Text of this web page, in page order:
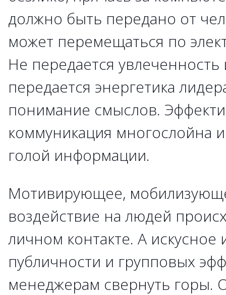
должно быть передано от
может перемещаться по
Не передается
передается энергетика
понимание смыслов.
коммуникация многослойна
голой информации.
Мотивирующее,
воздействие на людей
личном контакте. А искусное
публичности и групповых
менеджерам свернуть горы.